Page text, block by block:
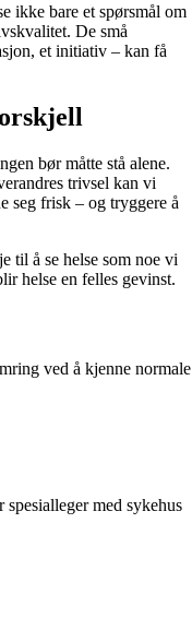
ikke bare et spørsmål om
De små
et initiativ – kan få
bør måtte stå alene.
trivsel kan vi
seg frisk – og tryggere å
til å se helse som noe vi
helse en felles gevinst.
ved å kjenne normale
spesialleger med sykehus